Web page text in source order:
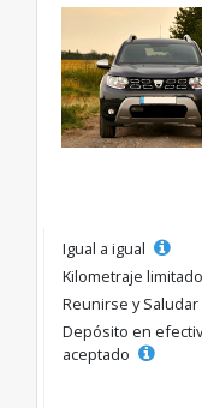
seleccionada,
29€/día.
Igual a igual
Kilometraje limitado
Reunirse y Saludar
Depósito en
aceptado